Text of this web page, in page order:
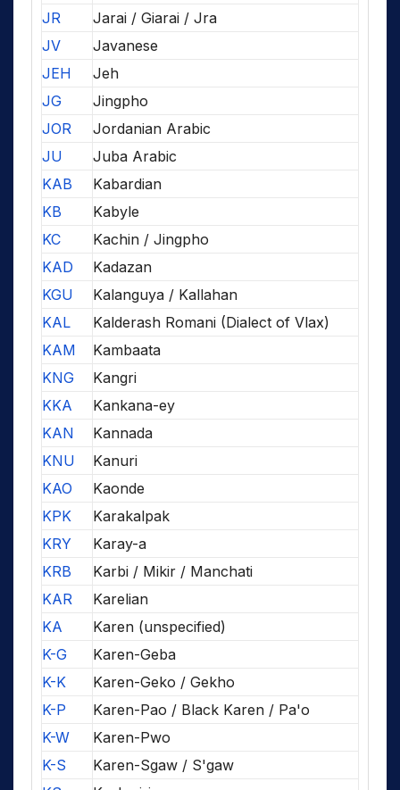
JR
Jarai / Giarai / Jra
JV
Javanese
JEH
Jeh
JG
Jingpho
JOR
Jordanian Arabic
JU
Juba Arabic
KAB
Kabardian
KB
Kabyle
KC
Kachin / Jingpho
KAD
Kadazan
KGU
Kalanguya / Kallahan
KAL
Kalderash Romani (Dialect of Vlax)
KAM
Kambaata
KNG
Kangri
KKA
Kankana-ey
KAN
Kannada
KNU
Kanuri
KAO
Kaonde
KPK
Karakalpak
KRY
Karay-a
KRB
Karbi / Mikir / Manchati
KAR
Karelian
KA
Karen (unspecified)
K-G
Karen-Geba
K-K
Karen-Geko / Gekho
K-P
Karen-Pao / Black Karen / Pa'o
K-W
Karen-Pwo
K-S
Karen-Sgaw / S'gaw